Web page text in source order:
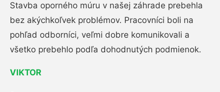
Stavba oporného múru v našej záhrade prebehla
bez akýchkoľvek problémov. Pracovníci boli na
pohľad odborníci, veľmi dobre komunikovali a
všetko prebehlo podľa dohodnutých podmienok.
VIKTOR